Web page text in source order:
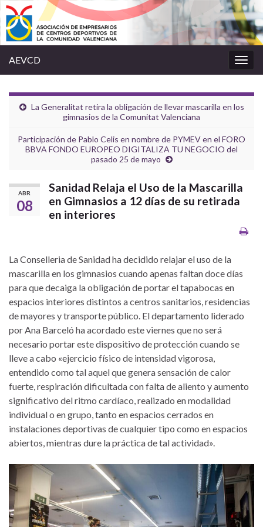
la
AEVCD
La Generalitat retira la obligación de llevar mascarilla en los
gimnasios de la Comunitat Valenciana
Participación de Pablo Celis en nombre de PYMEV en el FORO
BBVA FONDO EUROPEO DIGITALIZA TU NEGOCIO del
pasado 25 de mayo
ABR
08
Sanidad Relaja el Uso de la Mascarilla
en Gimnasios a 12 días de su retirada
en interiores
La Conselleria de Sanidad ha decidido relajar el uso de la
mascarilla en los gimnasios cuando apenas faltan doce días
para que decaiga la obligación de portar el tapabocas en
espacios interiores distintos a centros sanitarios, residencias
de mayores y transporte público. El departamento liderado
por Ana Barceló ha acordado este viernes que no será
necesario portar este dispositivo de protección cuando se
lleve a cabo «ejercicio físico de intensidad vigorosa,
entendido como tal aquel que genera sensación de calor
fuerte, respiración dificultada con falta de aliento y aumento
significativo del ritmo cardíaco, realizado en modalidad
individual o en grupo, tanto en espacios cerrados en
instalaciones deportivas de cualquier tipo como en espacios
abiertos, mientras dure la práctica de tal actividad».